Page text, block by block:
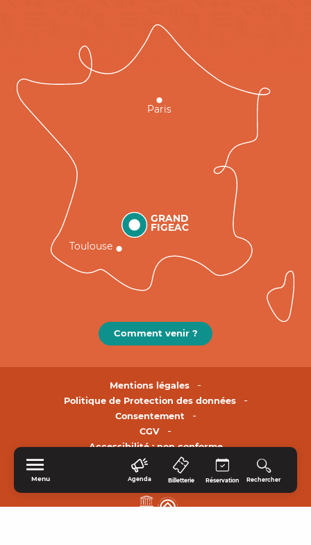
Menu Agenda Billetterie Réservation Rechercher
GRAND
FIGEAC
Toulouse
Paris
Comment venir ?
Mentions légales
Politique de Protection des données
Consentement
CGV
Accessibilité : non conforme